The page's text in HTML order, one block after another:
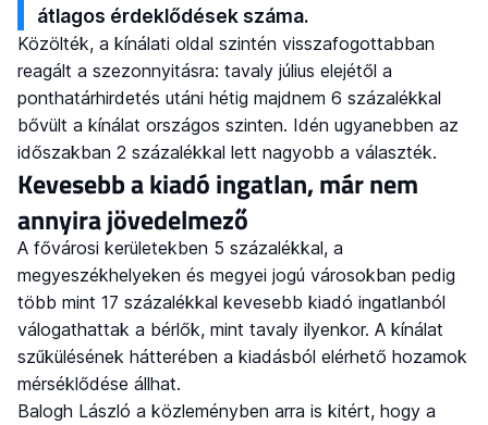
átlagos érdeklődések száma.
Közölték, a kínálati oldal szintén visszafogottabban
reagált a szezonnyitásra: tavaly július elejétől a
ponthatárhirdetés utáni hétig majdnem 6 százalékkal
bővült a kínálat országos szinten. Idén ugyanebben az
időszakban 2 százalékkal lett nagyobb a választék.
Kevesebb a kiadó ingatlan, már nem
annyira jövedelmező
A fővárosi kerületekben 5 százalékkal, a
megyeszékhelyeken és megyei jogú városokban pedig
több mint 17 százalékkal kevesebb kiadó ingatlanból
válogathattak a bérlők, mint tavaly ilyenkor. A kínálat
szűkülésének hátterében a kiadásból elérhető hozamok
mérséklődése állhat.
Balogh László a közleményben arra is kitért, hogy a